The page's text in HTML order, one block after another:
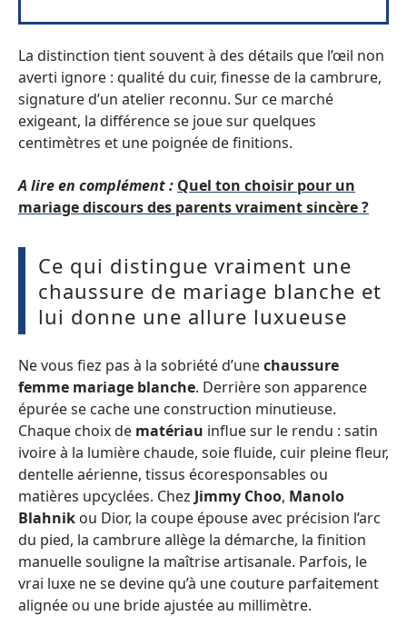
La distinction tient souvent à des détails que l’œil non
averti ignore : qualité du cuir, finesse de la cambrure,
signature d’un atelier reconnu. Sur ce marché
exigeant, la différence se joue sur quelques
centimètres et une poignée de finitions.
A lire en complément : Quel ton choisir pour un
mariage discours des parents vraiment sincère ?
Ce qui distingue vraiment une
chaussure de mariage blanche et
lui donne une allure luxueuse
Ne vous fiez pas à la sobriété d’unechaussure
femme mariage blanche. Derrière son apparence
épurée se cache une construction minutieuse.
Chaque choix de matériau influe sur le rendu : satin
ivoire à la lumière chaude, soie fluide, cuir pleine fleur,
dentelle aérienne, tissus écoresponsables ou
matières upcyclées. Chez Jimmy Choo, Manolo
Blahnik ou Dior, la coupe épouse avec précision l’arc
du pied, la cambrure allège la démarche, la finition
manuelle souligne la maîtrise artisanale. Parfois, le
vrai luxe ne se devine qu’à une couture parfaitement
alignée ou une bride ajustée au millimètre.